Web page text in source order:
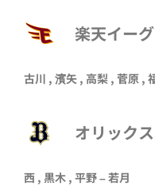
楽天イー
古川 , 濱矢 , 高梨 , 菅原 ,
オリックス
西 , 黒木 , 平野 –若月